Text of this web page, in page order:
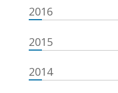
2016
2015
2014